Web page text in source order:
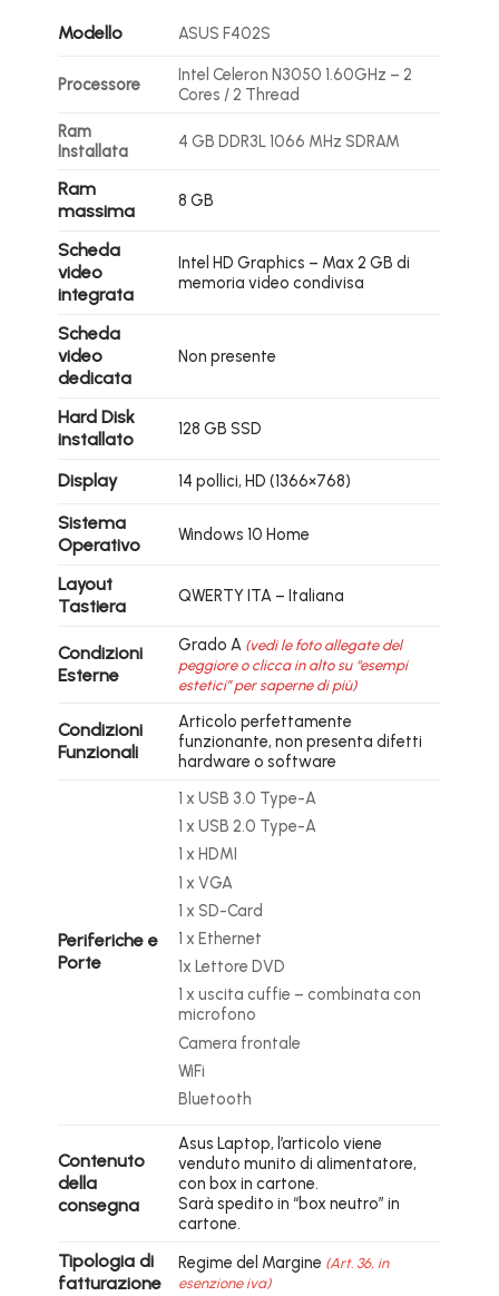
Modello ASUS F402S
Processore
Intel Celeron N3050 1.60GHz – 2
Cores / 2 Thread
Ram
Installata
4 GB DDR3L 1066 MHz SDRAM
Ram
massima
8 GB
Scheda
video
integrata
Intel HD Graphics – Max 2 GB di
memoria video condivisa
Scheda
video
dedicata
Non presente
Hard Disk
installato
128 GB SSD
Display 14 pollici, HD (1366×768)
Sistema
Operativo
Windows 10 Home
Layout
Tastiera
QWERTY ITA – Italiana
Condizioni
Esterne
Grado A (vedi le foto allegate del
peggiore o clicca in alto su “esempi
estetici” per saperne di più)
Condizioni
Funzionali
Articolo perfettamente
funzionante, non presenta difetti
hardware o software
Periferiche e
Porte
1 x USB 3.0 Type-A
1 x USB 2.0 Type-A
1 x HDMI
1 x VGA
1 x SD-Card
1 x Ethernet
1x Lettore DVD
1 x uscita cuffie – combinata con
microfono
Camera frontale
WiFi
Bluetooth
Contenuto
della
consegna
Asus Laptop, l’articolo viene
venduto munito di alimentatore,
con box in cartone.
Sarà spedito in “box neutro” in
cartone.
Tipologia di
fatturazione
Regime del Margine (Art. 36, in
esenzione iva)